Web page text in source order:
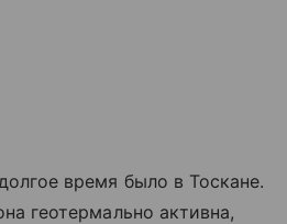
время было в Тоскане.
геотермально активна,